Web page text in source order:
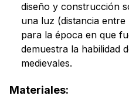
diseño y construcción
una luz (distancia
para la época en que
demuestra la habilidad
medievales.
Materiales: